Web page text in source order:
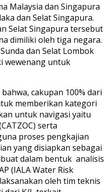
Malaysia dan Singapura
dan Selat Singapura.
Selat Singapura tersebut
dimiliki oleh tiga negara.
dan Selat Lombok
wewenang untuk
cakupan 100% dari
memberikan kategori
untuk navigasi yaitu
serta
proses pengkajian
yang disiapkan sebagai
dalam bentuk analisis
(IALA Water Risk
oleh tim teknis